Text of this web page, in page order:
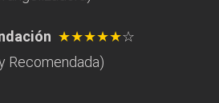
★★★★★☆
Recomendada)